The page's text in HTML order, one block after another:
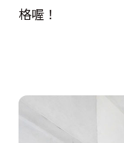
格喔！